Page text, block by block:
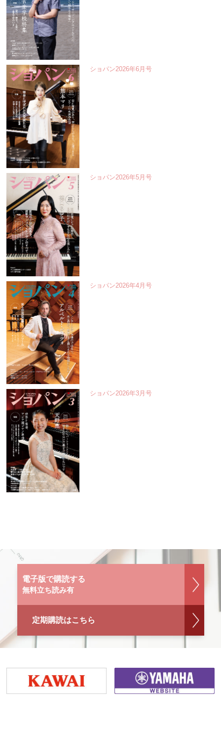
ショパン2026年6月号
ショパン2026年5月号
ショパン2026年4月号
ショパン2026年3月号
電子版で購読する
無料立ち読み有
定期購読はこちら